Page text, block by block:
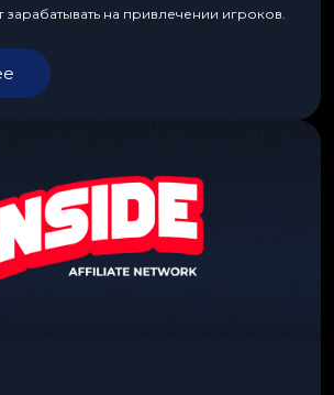
зарабатывать на привлечении игроков.